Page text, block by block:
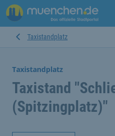
Taxistandplatz
Taxistandplatz
Taxistand
(Spitzingplatz)"